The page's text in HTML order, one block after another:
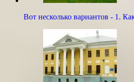
Вот несколько вариантов - 1.